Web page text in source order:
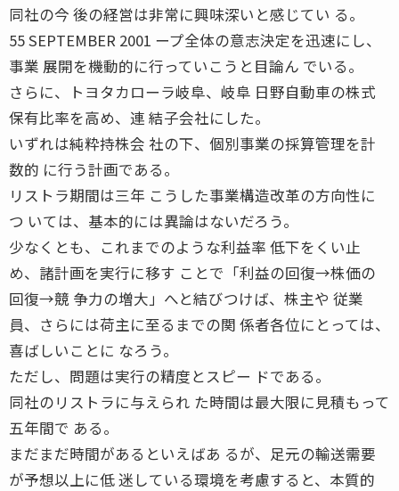
同社の今 後の経営は非常に興味深いと感じてい る。
55 SEPTEMBER 2001 ープ全体の意志決定を迅速にし、
事業 展開を機動的に行っていこうと目論ん でいる。
さらに、トヨタカローラ岐阜、岐阜 日野自動車の株式
保有比率を高め、連 結子会社にした。
いずれは純粋持株会 社の下、個別事業の採算管理を計
数的 に行う計画である。
リストラ期間は三年 こうした事業構造改革の方向性に
つ いては、基本的には異論はないだろう。
少なくとも、これまでのような利益率 低下をくい止
め、諸計画を実行に移す ことで「利益の回復→株価の
回復→競 争力の増大」へと結びつけば、株主や 従業
員、さらには荷主に至るまでの関 係者各位にとっては、
喜ばしいことに なろう。
ただし、問題は実行の精度とスピー ドである。
同社のリストラに与えられ た時間は最大限に見積もって
五年間で ある。
まだまだ時間があるといえばあ るが、足元の輸送需要
が予想以上に低 迷している環境を考慮すると、本質的